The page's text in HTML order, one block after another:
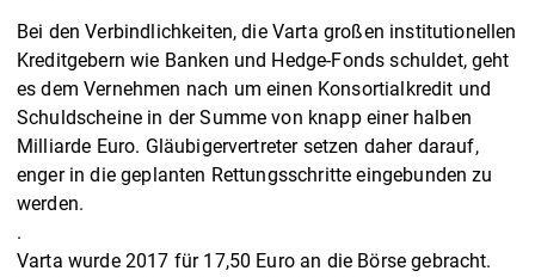
Bei den Verbindlichkeiten, die Varta großen institutionellen
Kreditgebern wie Banken und Hedge-Fonds schuldet, geht
es dem Vernehmen nach um einen Konsortialkredit und
Schuldscheine in der Summe von knapp einer halben
Milliarde Euro. Gläubigervertreter setzen daher darauf,
enger in die geplanten Rettungsschritte eingebunden zu
werden.
.
Varta wurde 2017 für 17,50 Euro an die Börse gebracht.